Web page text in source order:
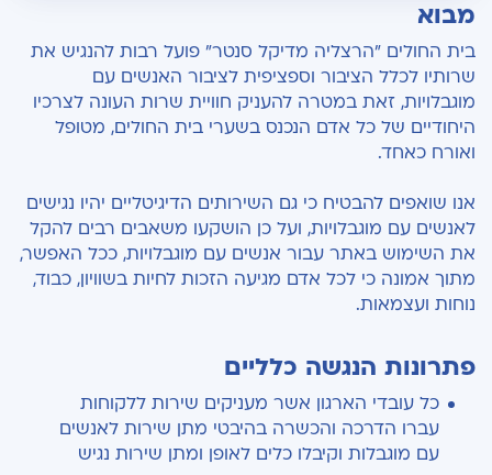
פתרונות הנגשה כלליים
פתרונות הנגשה ללקויות ראייה
פתרונות הנגשה ללקויות שמיעה
פניה לרכז הנגישות
הנגשת אתר זה בוצעה על ידי חברת הנגשת אתרים
- "נגיש בקליק"
כיצד עובדת ההנגשה באתר?
שימוש ברכיבים ואתרי צד שלישי:
זימון תור דיגיטלי
מבוא
בית החולים "הרצליה מדיקל סנטר" פועל רבות להנגיש את
שרותיו לכלל הציבור וספציפית לציבור האנשים עם
מוגבלויות, זאת במטרה להעניק חוויית שרות העונה לצרכיו
היחודיים של כל אדם הנכנס בשערי בית החולים, מטופל
ואורח כאחד.
אנו שואפים להבטיח כי גם השירותים הדיגיטליים יהיו נגישים
לאנשים עם מוגבלויות, ועל כן הושקעו משאבים רבים להקל
את השימוש באתר עבור אנשים עם מוגבלויות, ככל האפשר,
מתוך אמונה כי לכל אדם מגיעה הזכות לחיות בשוויון, כבוד,
נוחות ועצמאות.
פתרונות הנגשה כלליים
כל עובדי הארגון אשר מעניקים שירות ללקוחות
עברו הדרכה והכשרה בהיבטי מתן שירות לאנשים
עם מוגבלות וקיבלו כלים לאופן ומתן שירות נגיש